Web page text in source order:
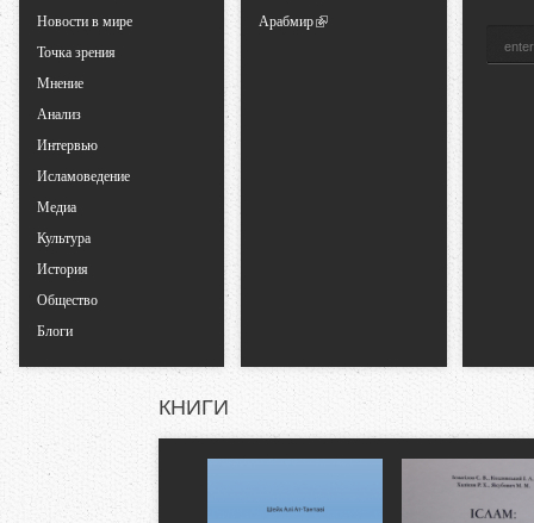
ы
е
к
д
Новости в мире
Точка зрения
Мнение
Анализ
Интервью
Исламоведение
Медиа
Культура
История
Общество
Блоги
Арабмир
КНИГИ